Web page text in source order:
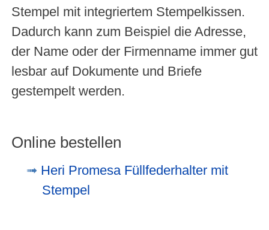
Stempel mit integriertem Stempelkissen.
Dadurch kann zum Beispiel die Adresse,
der Name oder der Firmenname immer gut
lesbar auf Dokumente und Briefe
gestempelt werden.
Online bestellen
Heri Promesa Füllfederhalter mit
Stempel